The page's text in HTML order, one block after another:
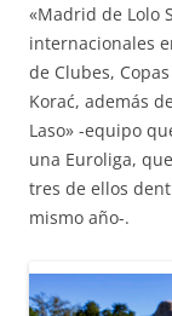
«Madrid de Lolo
internacionales
de Clubes,
Korać, además
Laso» -equipo
una Euroliga,
tres de ellos
mismo año-.